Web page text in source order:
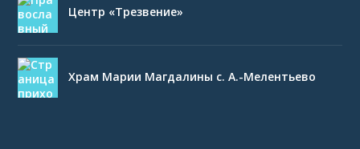
Центр «Трезвение»
Храм Марии Магдалины с. А.-Мелентьево